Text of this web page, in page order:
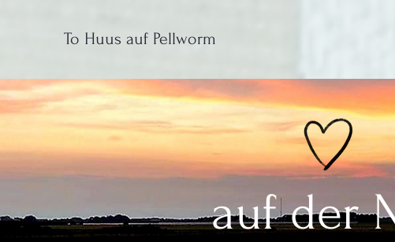
To Huus auf Pellworm
auf der